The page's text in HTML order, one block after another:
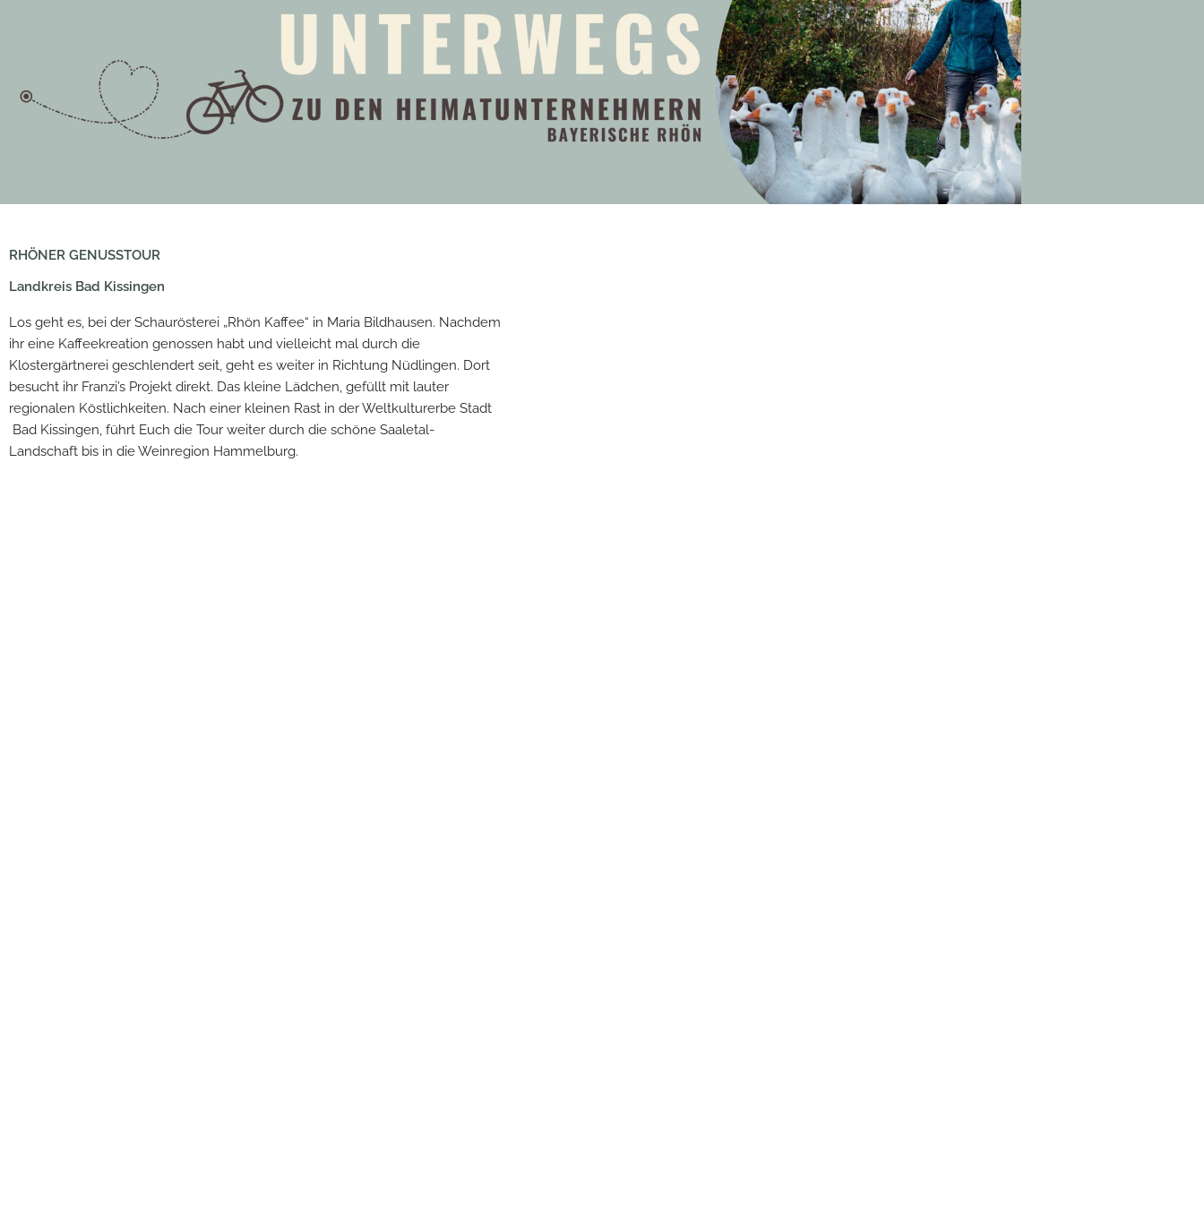
RHÖNER GENUSSTOUR
Landkreis Bad Kissingen
Los geht es, bei der Schaurösterei „Rhön Kaffee“ in Maria Bildhausen. Nachdem
ihr eine Kaffeekreation genossen habt und vielleicht mal durch die
Klostergärtnerei geschlendert seit, geht es weiter in Richtung Nüdlingen. Dort
besucht ihr Franzi’s Projekt direkt. Das kleine Lädchen, gefüllt mit lauter
regionalen Köstlichkeiten. Nach einer kleinen Rast in der Weltkulturerbe Stadt
Bad Kissingen, führt Euch die Tour weiter durch die schöne Saaletal-
Landschaft bis in die Weinregion Hammelburg.